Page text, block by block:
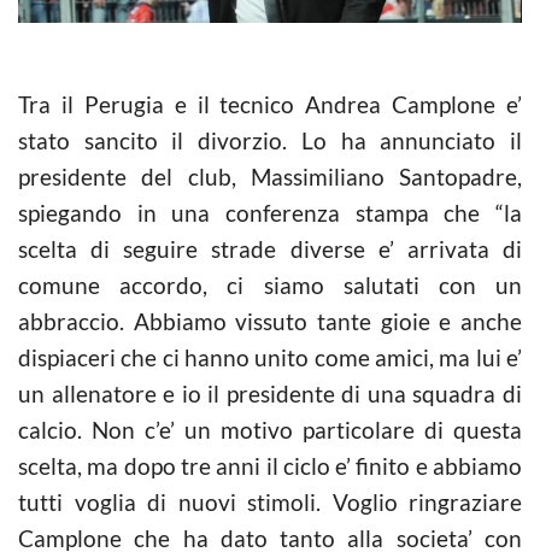
Tra il Perugia e il tecnico Andrea Camplone e’
stato sancito il divorzio. Lo ha annunciato il
presidente del club, Massimiliano Santopadre,
spiegando in una conferenza stampa che “la
scelta di seguire strade diverse e’ arrivata di
comune accordo, ci siamo salutati con un
abbraccio. Abbiamo vissuto tante gioie e anche
dispiaceri che ci hanno unito come amici, ma lui e’
un allenatore e io il presidente di una squadra di
calcio. Non c’e’ un motivo particolare di questa
scelta, ma dopo tre anni il ciclo e’ finito e abbiamo
tutti voglia di nuovi stimoli. Voglio ringraziare
Camplone che ha dato tanto alla societa’ con